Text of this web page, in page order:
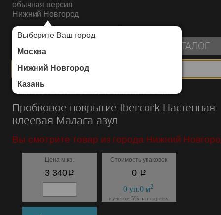
обычная версия
Нижний Новгород
Выберите Ваш город
Москва
Нижний Новгород
Казань
ИНТЕРНЕТ-МАГАЗИН НАПОЛЬНЫХ ПОКРЫТИЙ
КАТАЛОГ
Каталог/Пробковое покрытие/Ibercork/Настенная клеевая
Пробковое покрытие Ibercork Настенная
клеевая Малага азул
Вы смотрите товар из города Нижний
Цена м.кв.
3 340p
Стоимость упаковок
0 p
0 уп.0 м2
с учётом 5% на подрезку